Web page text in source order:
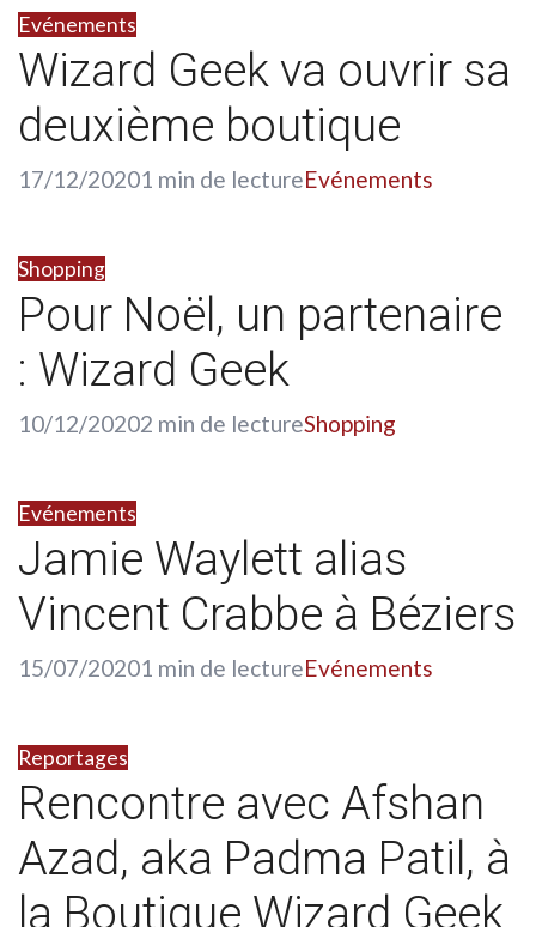
Evénements
Wizard Geek va ouvrir sa
deuxième boutique
17/12/20201 min de lectureEvénements
Shopping
Pour Noël, un partenaire
: Wizard Geek
10/12/20202 min de lectureShopping
Evénements
Jamie Waylett alias
Vincent Crabbe à Béziers
15/07/20201 min de lectureEvénements
Reportages
Rencontre avec Afshan
Azad, aka Padma Patil, à
la Boutique Wizard Geek